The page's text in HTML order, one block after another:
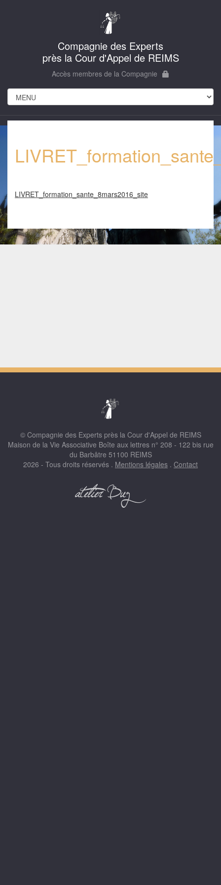
Compagnie des Experts
près la Cour d'Appel de REIMS
Accès membres de la Compagnie
LIVRET_formation_sante_8mars2016_site
© Compagnie des Experts près la Cour d'Appel de REIMS
Maison de la Vie Associative Boîte aux lettres n° 208 - 122 bis rue
du Barbâtre 51100 REIMS
2026 - Tous droits réservés . Mentions légales . Contact